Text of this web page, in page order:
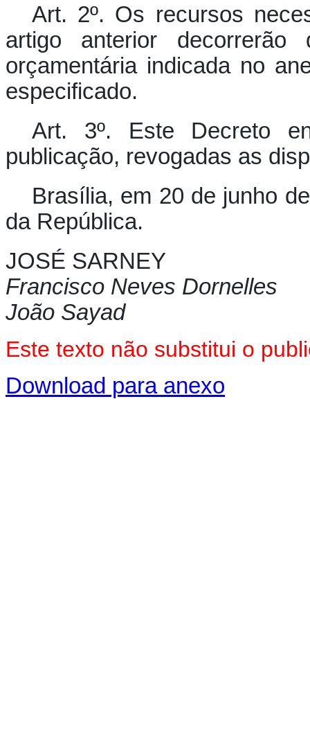
Art. 2º. Os recursos
artigo anterior
orçamentária indicada no
especificado.
Art. 3º. Este Decreto
publicação, revogadas as
Brasília, em 20 de junho
da República.
JOSÉ SARNEY
Francisco Neves Dornelles
João Sayad
Este texto não substitui o
Download para anexo